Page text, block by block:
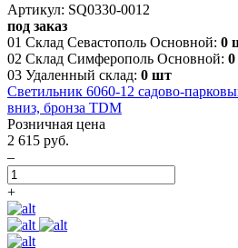
Артикул: SQ0330-0012
под заказ
01 Склад Севастополь Основной: 0
02 Склад Симферополь Основной:
03 Удаленный склад: 0 шт
Светильник 6060-12 садово-
вниз, бронза TDM
Розничная цена
2 615 руб.
–
+